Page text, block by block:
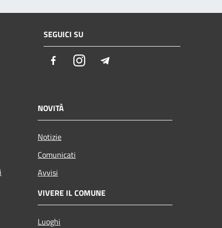
SEGUICI SU
FacebookInstagram
NOVITÀ
Notizie
Comunicati
Avvisi
VIVERE IL COMUNE
Luoghi